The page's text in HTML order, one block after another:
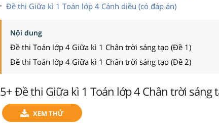
Đề thi Giữa kì 1 Toán lớp 4 Cánh diều (có đáp án)
Nội dung
Đề thi Toán lớp 4 Giữa kì 1 Chân trời sáng tạo (Đề 1)
Đề thi Toán lớp 4 Giữa kì 1 Chân trời sáng tạo (Đề 2)
5+ Đề thi Giữa kì 1 Toán lớp 4 Chân trời sáng
XEM THỬ